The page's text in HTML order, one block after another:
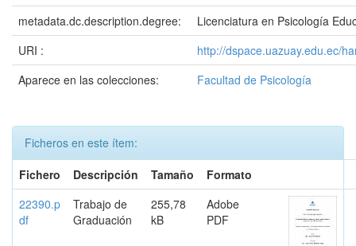
metadata.dc.description.degree:
Licenciatura en Psicología
URI :
http://dspace.uazuay.edu.ec/
Aparece en las colecciones:
Facultad de Psicología
Ficheros en este ítem:
Fichero
Descripción Tamaño
Formato
22390.p
df
Trabajo de
Graduación
255,78
kB
Adobe
PDF